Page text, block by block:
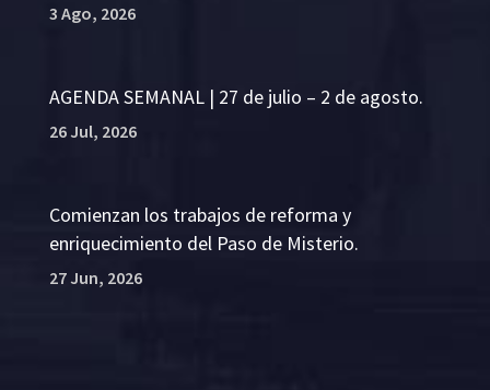
3 Ago, 2026
AGENDA SEMANAL | 27 de julio – 2 de agosto.
26 Jul, 2026
Comienzan los trabajos de reforma y
enriquecimiento del Paso de Misterio.
27 Jun, 2026